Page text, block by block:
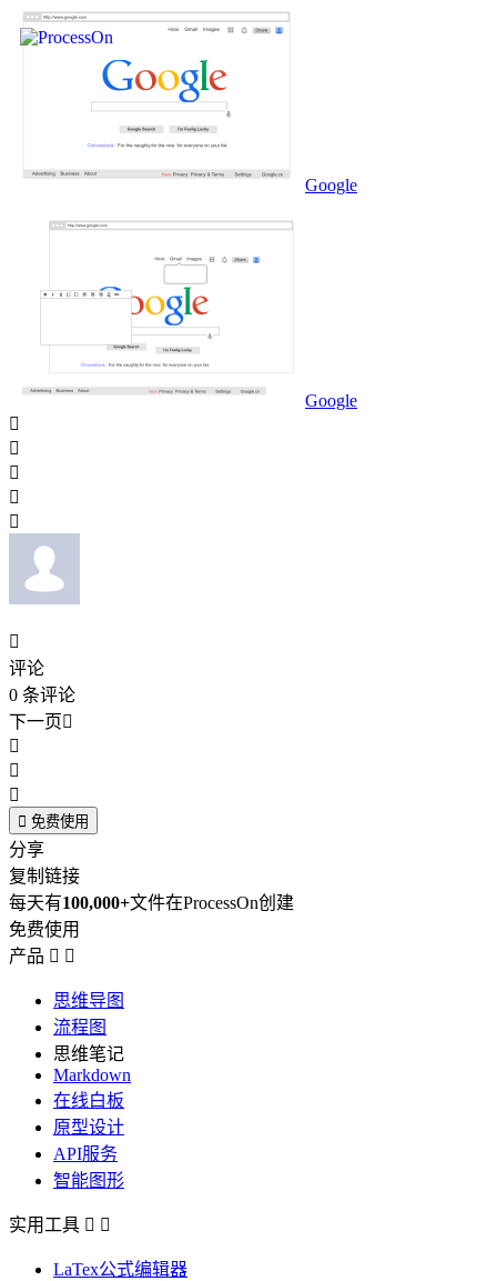
Google
Google






评论
0 条评论
下一页



 免费使用
分享
复制链接
每天有100,000+文件在ProcessOn创建
免费使用
产品  
思维导图
流程图
思维笔记
Markdown
在线白板
原型设计
API服务
智能图形
实用工具  
LaTex公式编辑器